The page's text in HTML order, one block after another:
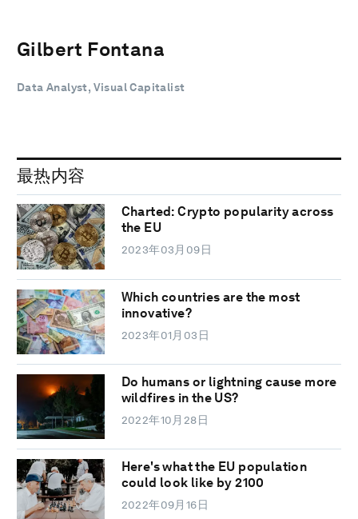
Gilbert Fontana
Data Analyst, Visual Capitalist
最热内容
Charted: Crypto popularity across
the EU
2023年03月09日
Which countries are the most
innovative?
2023年01月03日
Do humans or lightning cause more
wildfires in the US?
2022年10月28日
Here's what the EU population
could look like by 2100
2022年09月16日